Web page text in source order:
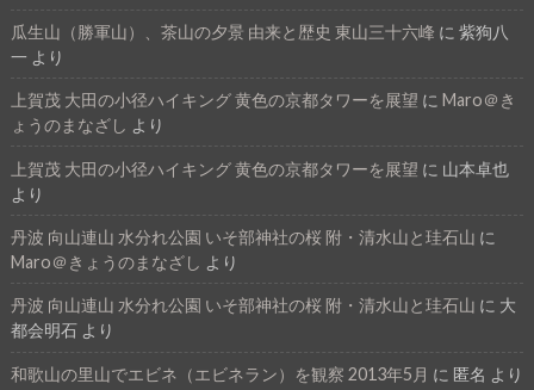
瓜生山（勝軍山）、茶山の夕景 由来と歴史 東山三十六峰 に 紫狗八
一 より
上賀茂 大田の小径ハイキング 黄色の京都タワーを展望 に Maro＠き
ょうのまなざし より
上賀茂 大田の小径ハイキング 黄色の京都タワーを展望 に 山本卓也
より
丹波 向山連山 水分れ公園 いそ部神社の桜 附・清水山と珪石山 に
Maro＠きょうのまなざし より
丹波 向山連山 水分れ公園 いそ部神社の桜 附・清水山と珪石山 に 大
都会明石より
和歌山の里山でエビネ（エビネラン）を観察 2013年5月 に 匿名 より